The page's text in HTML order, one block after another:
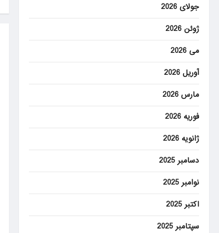
جولای 2026
ژوئن 2026
می 2026
آوریل 2026
مارس 2026
فوریه 2026
ژانویه 2026
دسامبر 2025
نوامبر 2025
اکتبر 2025
سپتامبر 2025